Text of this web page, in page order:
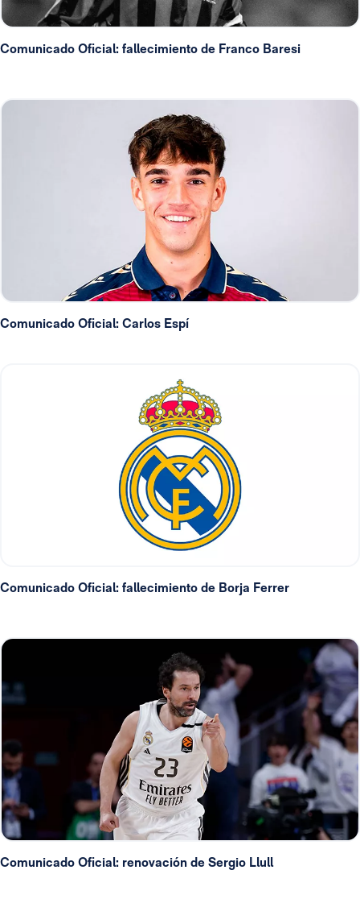
Comunicado Oficial: fallecimiento de Franco Baresi
Comunicado Oficial: Carlos Espí
Comunicado Oficial: fallecimiento de Borja Ferrer
Comunicado Oficial: renovación de Sergio Llull